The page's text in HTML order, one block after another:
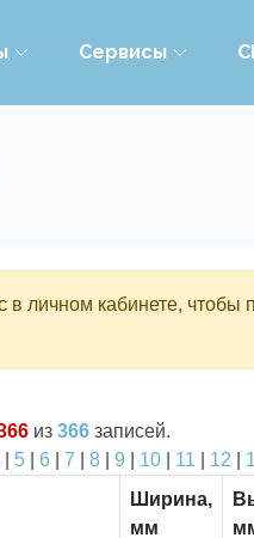
Сервисы
личном кабинете,
из 366 записей.
| 5| 6 7 8| 9 10| 11 12
Ширина,
мм